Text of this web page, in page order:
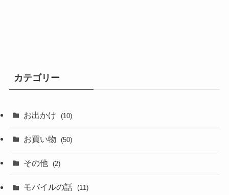
カテゴリー
お出かけ (10)
お買い物 (50)
その他 (2)
モバイルの話 (11)